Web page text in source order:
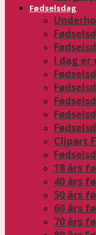
Fødselsdag
I dag er
Clipart
18 års
40 års
50 års
60 års
70 års